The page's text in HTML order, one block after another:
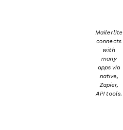
Mailerlite
connects
with
many
apps via
native,
Zapier,
API tools.